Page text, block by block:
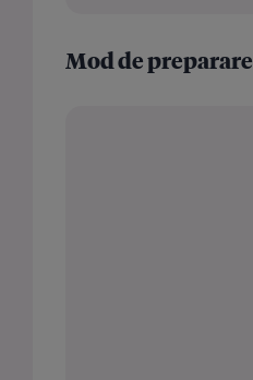
Mod de preparare